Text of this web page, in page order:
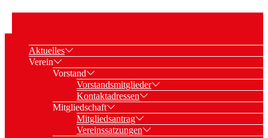
Aktuelles
Verein
Vorstand
Vorstandsmitglieder
Kontaktadressen
Mitgliedschaft
Mitgliedsantrag
Vereinssatzungen